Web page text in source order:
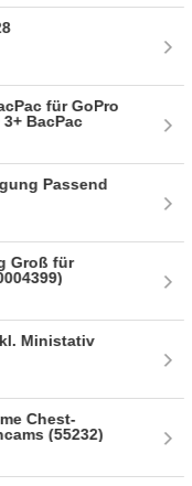
für GoPro
3+ BacPac
Passend
Groß für
Ministativ
Chest-
(55232)